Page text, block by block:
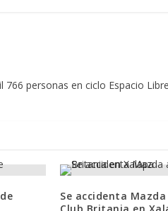
766 personas en ciclo Espacio
Se accidenta